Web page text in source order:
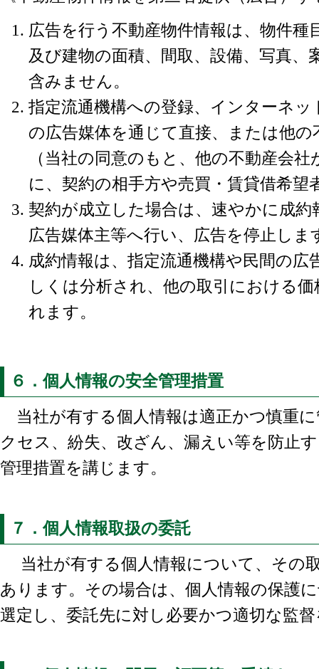
広告を行う不動産物件情報は、物件種
及び建物の面積、間取、設備、写真、
含みません。
指定流通機構への登録、インターネ
の広告媒体を通じて直接、または他
（当社の同意のもと、他の不動産会
に、契約の相手方や売買・賃貸借希望
契約が成立した場合は、速やかに成約
広告媒体主等へ行い、広告を停止しま
成約情報は、指定流通機構や民間の広
しくは分析され、他の取引における
れます。
６．個人情報の安全管理措置
当社が有する個人情報は適正かつ慎重
クセス、紛失、改ざん、漏えい等を防止
管理措置を講じます。
７．個人情報取扱の委託
当社が有する個人情報について、その
あります。その場合は、個人情報の保護
選定し、委託先に対し必要かつ適切な監